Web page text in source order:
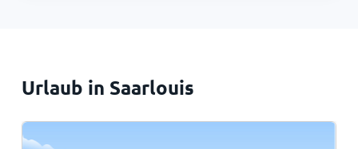
Urlaub in Saarlouis